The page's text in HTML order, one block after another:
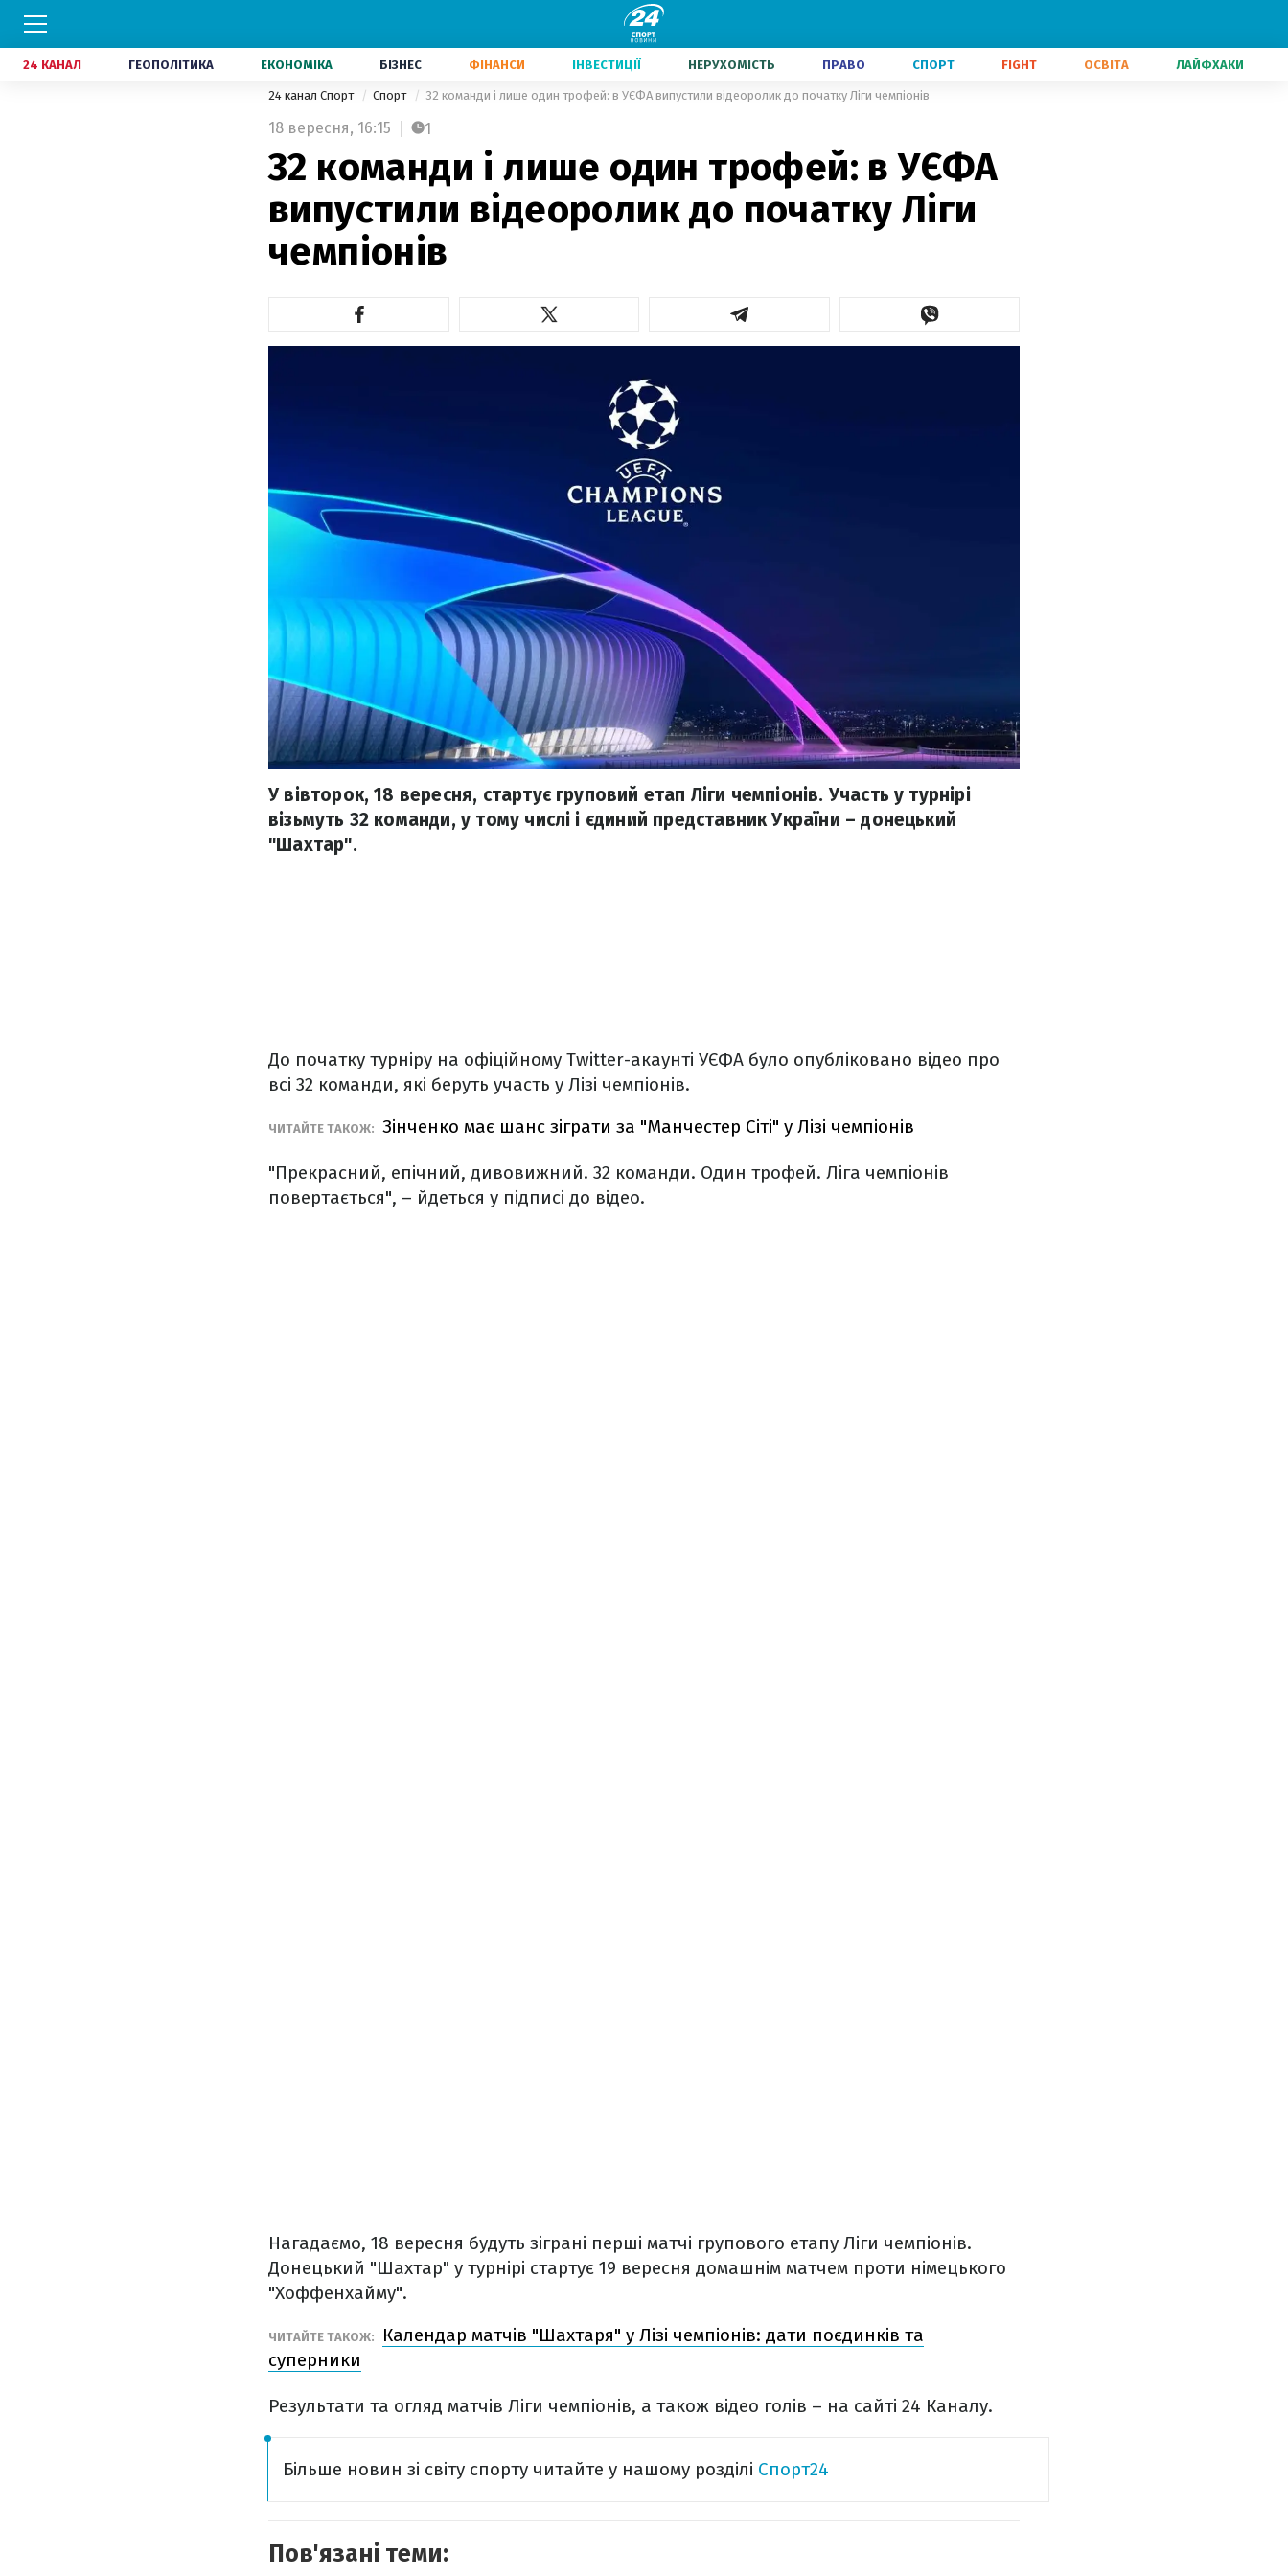
24 КАНАЛ ГЕОПОЛІТИКА ЕКОНОМІКА БІЗНЕС ФІНАНСИ ІНВЕСТИЦІЇ НЕРУХОМІСТЬ ПРАВО СПОРТ FIGHT ОСВІТА ЛАЙФХАКИ
24 канал Спорт Спорт 32 команди і лише один трофей: в УЄФА випустили відеоролик до початку Ліги чемпіонів
18 вересня, 16:15 1
32 команди і лише один трофей: в УЄФА
випустили відеоролик до початку Ліги
чемпіонів
У вівторок, 18 вересня, стартує груповий етап Ліги чемпіонів. Участь у турнірі
візьмуть 32 команди, у тому числі і єдиний представник України – донецький
"Шахтар".
До початку турніру на офіційному Twitter-акаунті УЄФА було опубліковано відео про
всі 32 команди, які беруть участь у Лізі чемпіонів.
ЧИТАЙТЕ ТАКОЖ: Зінченко має шанс зіграти за "Манчестер Сіті" у Лізі чемпіонів
"Прекрасний, епічний, дивовижний. 32 команди. Один трофей. Ліга чемпіонів
повертається", – йдеться у підписі до відео.
Нагадаємо, 18 вересня будуть зіграні перші матчі групового етапу Ліги чемпіонів.
Донецький "Шахтар" у турнірі стартує 19 вересня домашнім матчем проти німецького
"Хоффенхайму".
ЧИТАЙТЕ ТАКОЖ:
Календар матчів "Шахтаря" у Лізі чемпіонів: дати поєдинків та
суперники
Результати та огляд матчів Ліги чемпіонів, а також відео голів – на сайті 24 Каналу.
Більше новин зі світу спорту читайте у нашому розділі Спорт24
Пов'язані теми: